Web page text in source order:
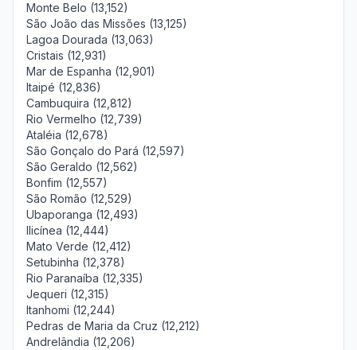
Monte Belo (13,152)
São João das Missões (13,125)
Lagoa Dourada (13,063)
Cristais (12,931)
Mar de Espanha (12,901)
Itaipé (12,836)
Cambuquira (12,812)
Rio Vermelho (12,739)
Ataléia (12,678)
São Gonçalo do Pará (12,597)
São Geraldo (12,562)
Bonfim (12,557)
São Romão (12,529)
Ubaporanga (12,493)
Ilicínea (12,444)
Mato Verde (12,412)
Setubinha (12,378)
Rio Paranaíba (12,335)
Jequeri (12,315)
Itanhomi (12,244)
Pedras de Maria da Cruz (12,212)
Andrelândia (12,206)